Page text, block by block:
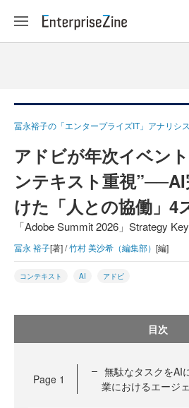
冨永裕子の「エンタープライズIT」アナリシス
アドビが年次イベン
ンテキスト重視”──AI
けた「人との協働」4
「Adobe Summit 2026」Strategy
冨永 裕子[著] /竹村 美沙希（編集部） [編]
コンテキスト AI アドビ
目次
Page 1
無駄なタスクを
業におけるエージ